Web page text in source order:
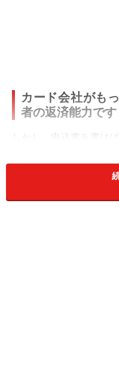
カード会社がも
者の返済能力です
しかし、申込書を書け
の、送られてきた申込
し込み依頼者の人とな
もよいかどうかを判断